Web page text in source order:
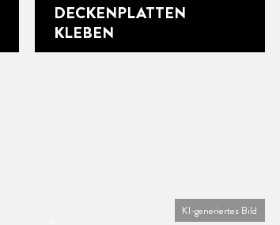
DECKENPLATTEN
KLEBEN
KI-generiertes Bild